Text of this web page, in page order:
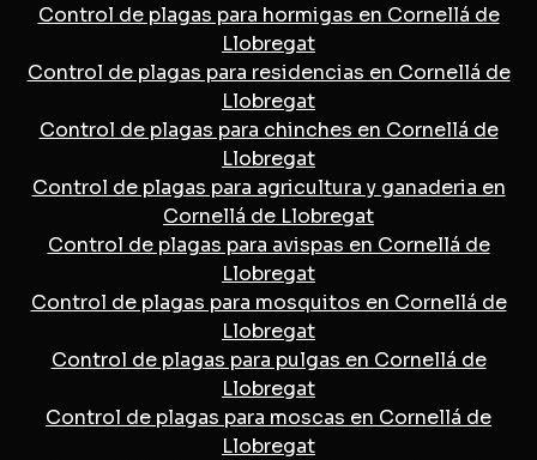
Control de plagas para hormigas en Cornellá de
Llobregat
Control de plagas para residencias en Cornellá de
Llobregat
Control de plagas para chinches en Cornellá de
Llobregat
Control de plagas para agricultura y ganaderia en
Cornellá de Llobregat
Control de plagas para avispas en Cornellá de
Llobregat
Control de plagas para mosquitos en Cornellá de
Llobregat
Control de plagas para pulgas en Cornellá de
Llobregat
Control de plagas para moscas en Cornellá de
Llobregat